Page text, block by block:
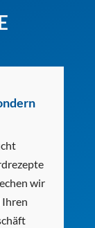
wir
Ihren